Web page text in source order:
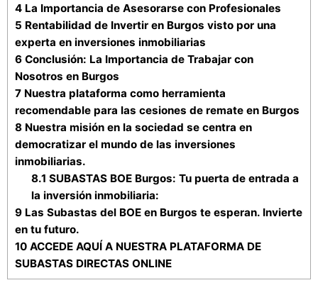
4 La Importancia de Asesorarse con Profesionales
5 Rentabilidad de Invertir en Burgos visto por una
experta en inversiones inmobiliarias
6 Conclusión: La Importancia de Trabajar con
Nosotros en Burgos
7 Nuestra plataforma como herramienta
recomendable para las cesiones de remate en Burgos
8 Nuestra misión en la sociedad se centra en
democratizar el mundo de las inversiones
inmobiliarias.
8.1 SUBASTAS BOE Burgos: Tu puerta de entrada a
la inversión inmobiliaria:
9 Las Subastas del BOE en Burgos te esperan. Invierte
en tu futuro.
10 ACCEDE AQUÍ A NUESTRA PLATAFORMA DE
SUBASTAS DIRECTAS ONLINE